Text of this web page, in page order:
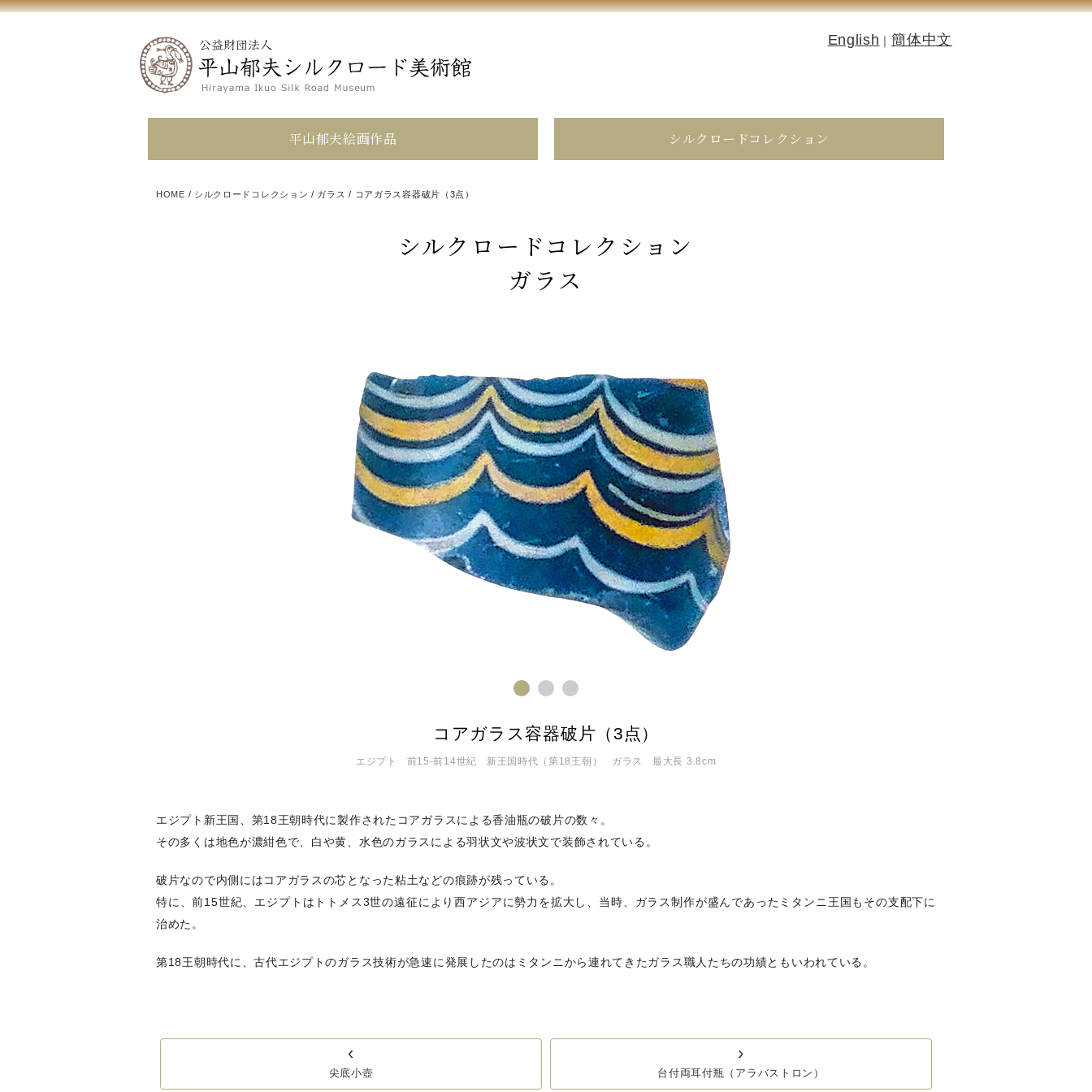
English ｜簡体中文
平山郁夫絵画作品 シルクロードコレクション
HOME / シルクロードコレクション / ガラス / コアガラス容器破片（3点）
シルクロードコレクション
ガラス
コアガラス容器破片（3点）
エジプト 前15-前14世紀 新王国時代（第18王朝） ガラス 最大長 3.8cm
エジプト新王国、第18王朝時代に製作されたコアガラスによる香油瓶の破片の数々。
その多くは地色が濃紺色で、白や黄、水色のガラスによる羽状文や波状文で装飾されている。
破片なので内側にはコアガラスの芯となった粘土などの痕跡が残っている。
特に、前15世紀、エジプトはトトメス3世の遠征により西アジアに勢力を拡大し、当時、ガラス制作が盛んであったミタンニ王国もその支配下に
治めた。
第18王朝時代に、古代エジプトのガラス技術が急速に発展したのはミタンニから連れてきたガラス職人たちの功績ともいわれている。
‹
尖底小壺
›
台付両耳付瓶（アラバストロン）